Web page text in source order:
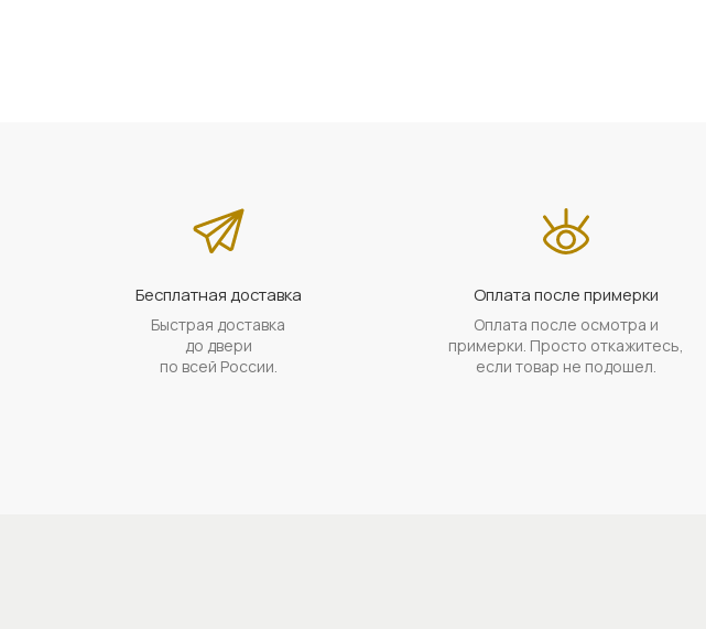
Бесплатная доставка
Быстрая доставка
до двери
по всей России.
Оплата после примерки
Оплата после осмотра и
примерки. Просто откажитесь,
если товар не подошел.